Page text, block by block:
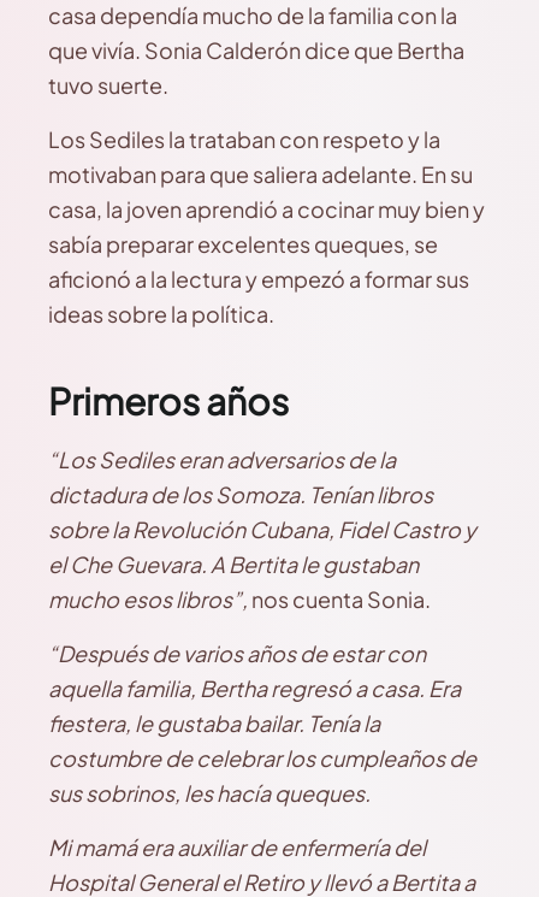
casa dependía mucho de la familia con la
que vivía. Sonia Calderón dice que Bertha
tuvo suerte.
Los Sediles la trataban con respeto y la
motivaban para que saliera adelante. En su
casa, la joven aprendió a cocinar muy bien y
sabía preparar excelentes queques, se
aficionó a la lectura y empezó a formar sus
ideas sobre la política.
Primeros años
“Los Sediles eran adversarios de la
dictadura de los Somoza. Tenían libros
sobre la Revolución Cubana, Fidel Castro y
el Che Guevara. A Bertita le gustaban
mucho esos libros”, nos cuenta Sonia.
“Después de varios años de estar con
aquella familia, Bertha regresó a casa. Era
fiestera, le gustaba bailar. Tenía la
costumbre de celebrar los cumpleaños de
sus sobrinos, les hacía queques.
Mi mamá era auxiliar de enfermería del
Hospital General elRetiro y llevó a Bertita a